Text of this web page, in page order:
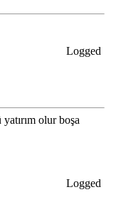
Logged
olur boşa
Logged